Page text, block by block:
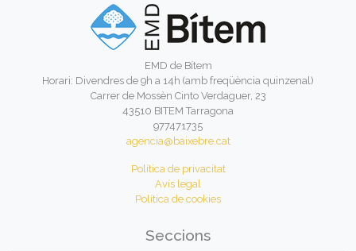
EMD de Bítem
Horari: Divendres de 9h a 14h (amb freqüència quinzenal)
Carrer de Mossèn Cinto Verdaguer, 23
43510 BITEM Tarragona
977471735
agencia@baixebre.cat
Política de privacitat
Avís legal
Política de cookies
Seccions